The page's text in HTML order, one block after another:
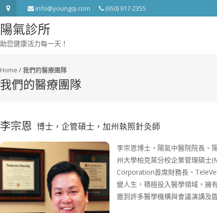
info@youngqi.com (650) 917-2355
陽氣診所
助您健康活力每一天！
Home /我們的醫療團隊
我們的醫療團隊
李宗恩 博士，企管碩士，加州執照針灸師
李宗恩博士，陽氣中醫院院長、
州大學柏克萊分校企業管理碩士
Corporation首席財務長、
變人生，積極投入醫學領域，擁
邀到許多醫學機構與會議演講及